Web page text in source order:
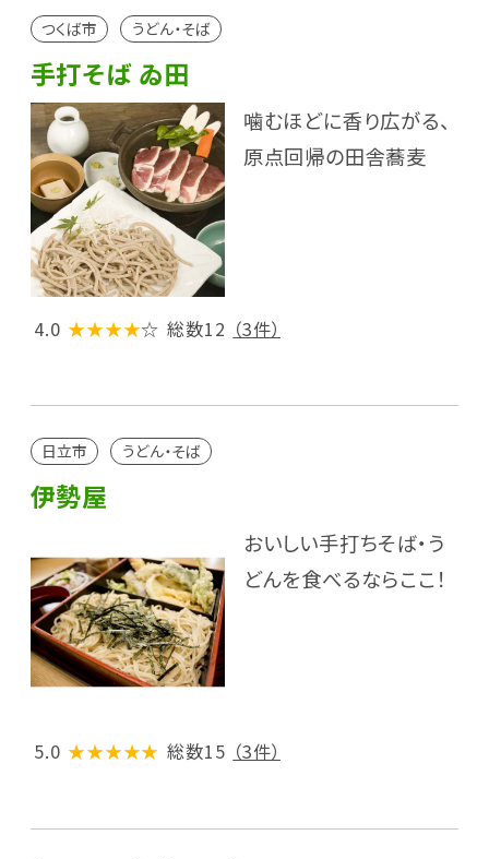
つくば市 うどん・そば
手打そば ゐ田
噛むほどに香り広がる、
原点回帰の田舎蕎麦
4.0 ★★★★☆ 総数12 （3件）
日立市 うどん・そば
伊勢屋
おいしい手打ちそば・う
どんを食べるならここ！
5.0 ★★★★★ 総数15 （3件）